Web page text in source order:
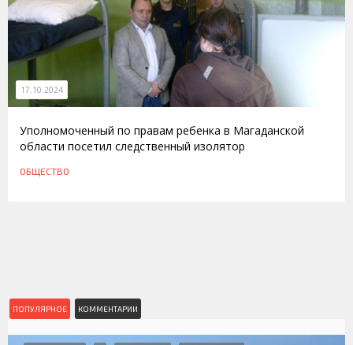
17.10.2024
Уполномоченный по правам ребенка в Магаданской
области посетил следственный изолятор
ОБЩЕСТВО
ПОПУЛЯРНОЕ КОММЕНТАРИИ